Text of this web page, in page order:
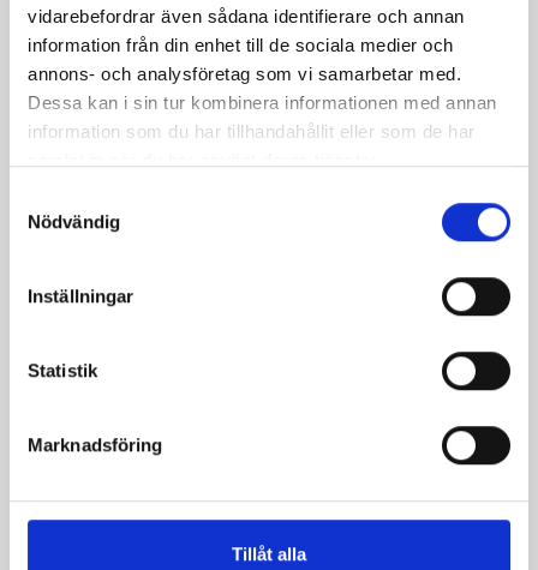
vidarebefordrar även sådana identifierare och annan
information från din enhet till de sociala medier och
annons- och analysföretag som vi samarbetar med.
Dessa kan i sin tur kombinera informationen med annan
information som du har tillhandahållit eller som de har
Nödvändig
Inställningar
Statistik
Marknadsföring
Tillåt alla
Myntayoghurt
Produkter i receptet: